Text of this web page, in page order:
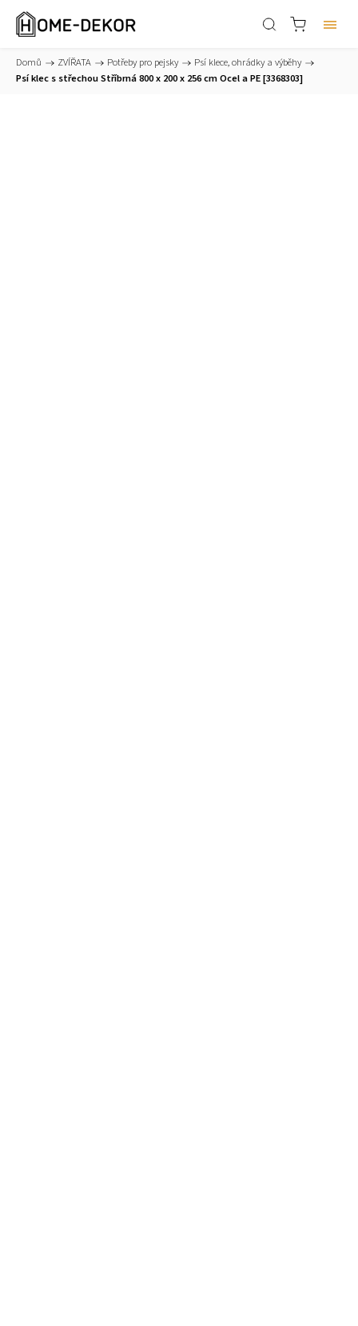
Domů / ZVÍŘATA / Potřeby pro pejsky / Psí klece, ohrádky a výběhy /
Psí klec s střechou Stříbrná 800 x 200 x 256 cm Ocel a PE [3368303]